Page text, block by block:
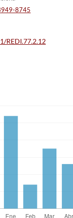
8745
REDI.77.2.12